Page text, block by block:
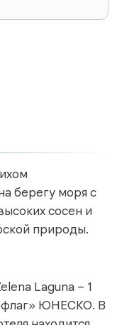
берегу моря с
сосен и
природы.
Laguna – 1
флаг» ЮНЕСКО. В